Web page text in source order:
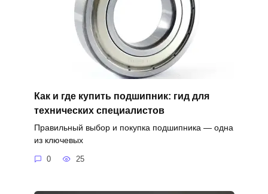
Как и где купить подшипник: гид для
технических специалистов
Правильный выбор и покупка подшипника — одна
из ключевых
0 25